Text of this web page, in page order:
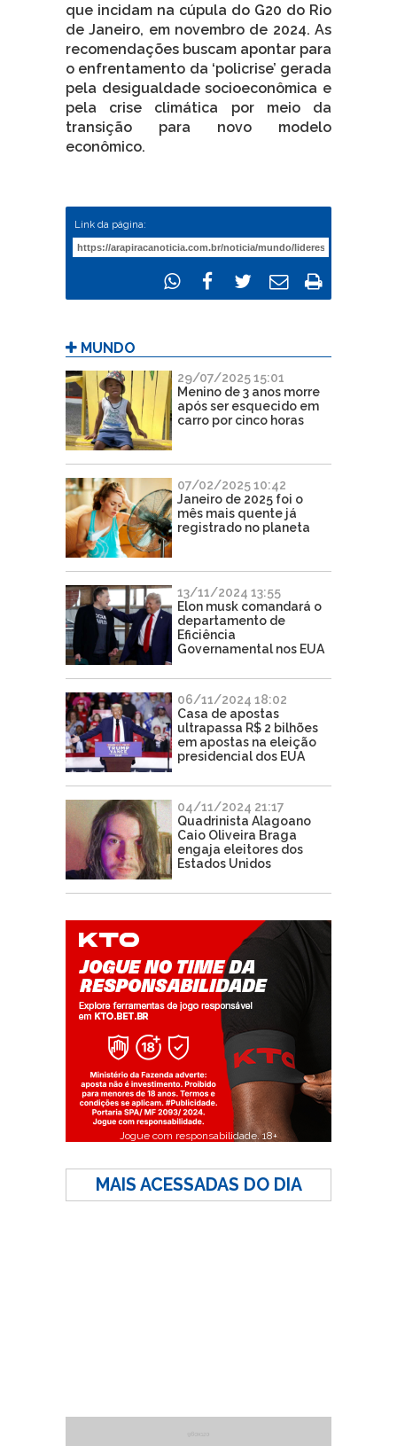
que incidam na cúpula do G20 do Rio
de Janeiro, em novembro de 2024. As
recomendações buscam apontar para
o enfrentamento da ‘policrise’ gerada
pela desigualdade socioeconômica e
pela crise climática por meio da
transição para novo modelo
econômico.
Link da página:
MUNDO
29/07/2025 15:01
Menino de 3 anos morre
após ser esquecido em
carro por cinco horas
07/02/2025 10:42
Janeiro de 2025 foi o
mês mais quente já
registrado no planeta
13/11/2024 13:55
Elon musk comandará o
departamento de
Eficiência
Governamental nos EUA
06/11/2024 18:02
Casa de apostas
ultrapassa R$ 2 bilhões
em apostas na eleição
presidencial dos EUA
04/11/2024 21:17
Quadrinista Alagoano
Caio Oliveira Braga
engaja eleitores dos
Estados Unidos
Jogue com responsabilidade. 18+
MAIS ACESSADAS DO DIA